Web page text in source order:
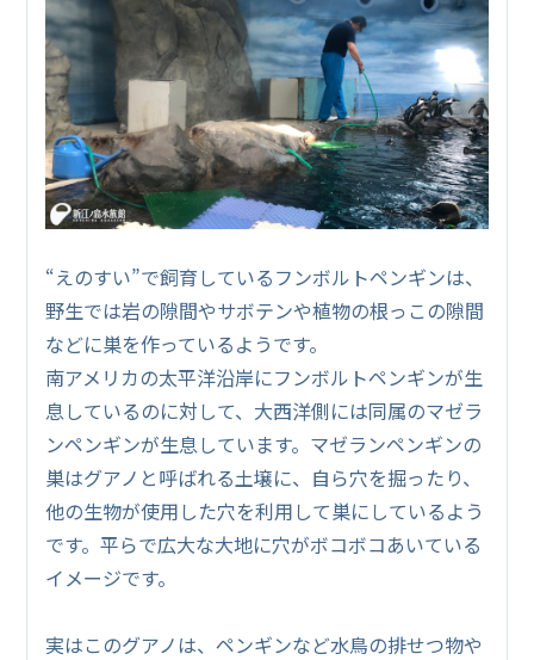
“えのすい”で飼育しているフンボルトペンギンは、
野生では岩の隙間やサボテンや植物の根っこの隙間
などに巣を作っているようです。
南アメリカの太平洋沿岸にフンボルトペンギンが生
息しているのに対して、大西洋側には同属のマゼラ
ンペンギンが生息しています。マゼランペンギンの
巣はグアノと呼ばれる土壌に、自ら穴を掘ったり、
他の生物が使用した穴を利用して巣にしているよう
です。平らで広大な大地に穴がボコボコあいている
イメージです。
実はこのグアノは、ペンギンなど水鳥の排せつ物や